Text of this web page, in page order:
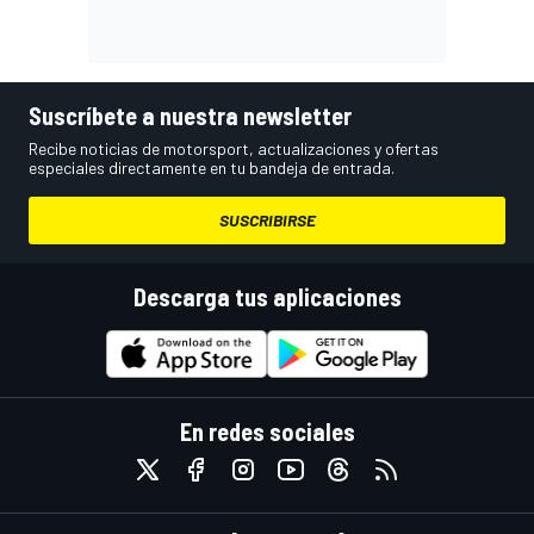
Suscríbete a nuestra newsletter
Recibe noticias de motorsport, actualizaciones y ofertas
especiales directamente en tu bandeja de entrada.
SUSCRIBIRSE
Descarga tus aplicaciones
En redes sociales